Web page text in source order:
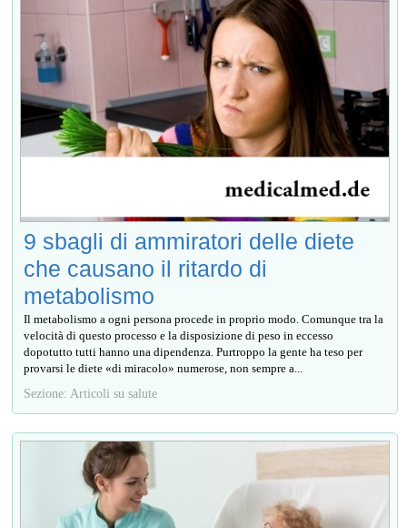
9 sbagli di ammiratori delle diete
che causano il ritardo di
metabolismo
Il metabolismo a ogni persona procede in proprio modo. Comunque tra la
velocità di questo processo e la disposizione di peso in eccesso
dopotutto tutti hanno una dipendenza. Purtroppo la gente ha teso per
provarsi le diete «di miracolo» numerose, non sempre a...
Sezione: Articoli su salute